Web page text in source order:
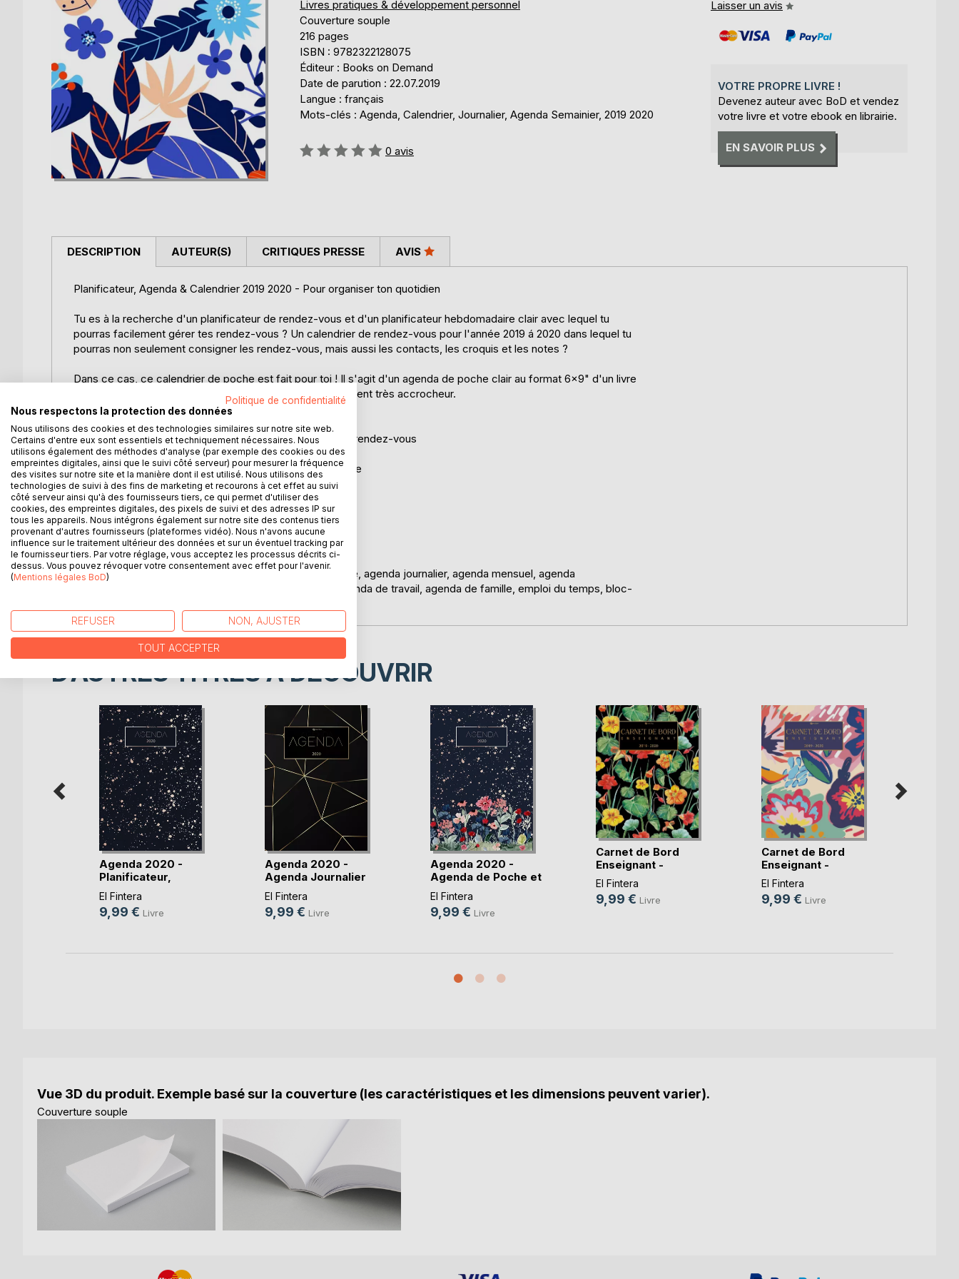
Livres pratiques & développement personnel
Couverture souple
216 pages
ISBN : 9782322128075
Éditeur : Books on Demand
Date de parution : 22.07.2019
Langue : français
Mots-clés : Agenda, Calendrier, Journalier, Agenda Semainier, 2019 2020
Évaluation:
0 avis
Laisser un avis
VOTRE PROPRE LIVRE !
Devenez auteur avec BoD et vendez
votre livre et votre ebook en librairie.
EN SAVOIR PLUS
DESCRIPTION
Planificateur, Agenda & Calendrier 2019 2020 - Pour organiser ton quotidien
Tu es à la recherche d'un planificateur de rendez-vous et d'un planificateur hebdomadaire clair avec lequel tu
pourras facilement gérer tes rendez-vous ? Un calendrier de rendez-vous pour l'année 2019 á 2020 dans lequel tu
pourras non seulement consigner les rendez-vous, mais aussi les contacts, les croquis et les notes ?
Dans ce cas, ce calendrier de poche est fait pour toi ! Il s'agit d'un agenda de poche clair au format 6x9" d'un livre
de poche qui n'est pas uniquement pratique, mais également très accrocheur.
Voici quelques détails :
- Plus de 120 pages pour la planification et la gestion des rendez-vous
- Répertoire des contacts
- Vacances en france 2019 & 2020 Liste de Mots de passe
- Liste d'anniversaire
- Annexe pour les croquis et les notes
- Aperçu hebdomadaire sur 2 pages
- Format de poche compact et robuste
- Août 2019 à Décembre 2020
Le planificateur peut être utilisé comme suit : agenda-livre, agenda journalier, agenda mensuel, agenda
hebdomadaire, agenda de poche, agenda de bureau, agenda de travail, agenda de famille, emploi du temps, bloc-
AUTEUR(S) CRITIQUES PRESSE AVIS
D’AUTRES TITRES À DÉCOUVRIR
Agenda 2020 -
Planificateur,
Organ(...)
El Fintera
9,99 € Livre
Agenda 2020 -
Agenda Journalier
et(...)
El Fintera
9,99 € Livre
Agenda 2020 -
Agenda de Poche et
P(...)
El Fintera
9,99 € Livre
Carnet de Bord
Enseignant -
Carnet(...)
El Fintera
9,99 € Livre
Carnet de Bord
Enseignant -
Planif(...)
El Fintera
9,99 € Livre
Vue 3D du produit. Exemple basé sur la couverture (les caractéristiques et les dimensions peuvent varier).
Couverture souple
Politique de confidentialité
Nous respectons la protection des données
Nous utilisons des cookies et des technologies similaires sur notre site web.
Certains d'entre eux sont essentiels et techniquement nécessaires. Nous
utilisons également des méthodes d'analyse (par exemple des cookies ou des
empreintes digitales, ainsi que le suivi côté serveur) pour mesurer la fréquence
des visites sur notre site et la manière dont il est utilisé. Nous utilisons des
technologies de suivi à des fins de marketing et recourons à cet effet au suivi
côté serveur ainsi qu'à des fournisseurs tiers, ce qui permet d'utiliser des
cookies, des empreintes digitales, des pixels de suivi et des adresses IP sur
tous les appareils. Nous intégrons également sur notre site des contenus tiers
provenant d'autres fournisseurs (plateformes vidéo). Nous n'avons aucune
influence sur le traitement ultérieur des données et sur un éventuel tracking par
le fournisseur tiers. Par votre réglage, vous acceptez les processus décrits ci-
dessus. Vous pouvez révoquer votre consentement avec effet pour l'avenir.
(Mentions légales BoD)
REFUSER NON, AJUSTER
TOUT ACCEPTER